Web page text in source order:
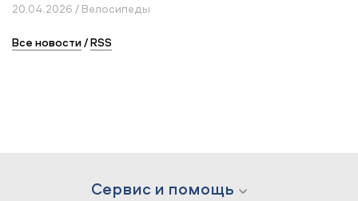
20.04.2026 / Велосипеды
Все новости/RSS
Сервис и помощь